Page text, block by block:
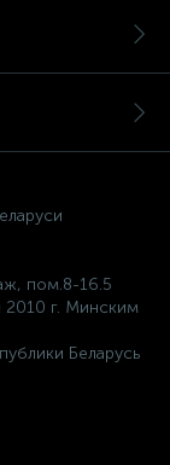
пом.8-16.5
2010 г. Минским
Беларусь